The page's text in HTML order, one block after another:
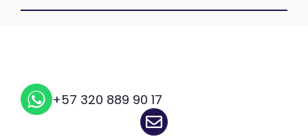
+57 320 889 90 17